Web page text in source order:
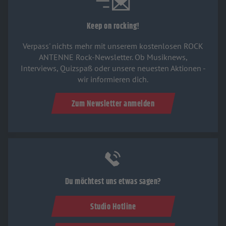
Keep on rocking!
Verpass' nichts mehr mit unserem kostenlosen ROCK
ANTENNE Rock-Newsletter. Ob Musiknews,
Interviews, Quizspaß oder unsere neuesten Aktionen -
wir informieren dich.
Zum Newsletter anmelden
Du möchtest uns etwas sagen?
Studio Hotline